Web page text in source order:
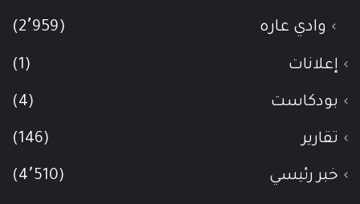
وادي عاره (2٬959)
إعلانات (1)
بودكاست (4)
تقارير (146)
خبر رئيسي (4٬510)